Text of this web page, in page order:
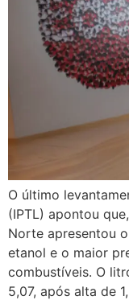
O último
(IPTL) apontou
Norte apresentou
etanol e o maior
combustíveis. O
5,07, após alta de